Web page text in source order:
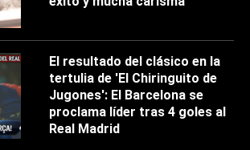
El resultado del clásico en la
tertulia de 'El Chiringuito de
Jugones': El Barcelona se
proclama líder tras 4 goles al
Real Madrid